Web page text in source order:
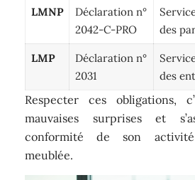
LMNP
Déclaration n°
2042-C-PRO
des
LMP
Déclaration n°
2031
des
Respecter ces obligations,
mauvaises surprises et
conformité de son
meublée.